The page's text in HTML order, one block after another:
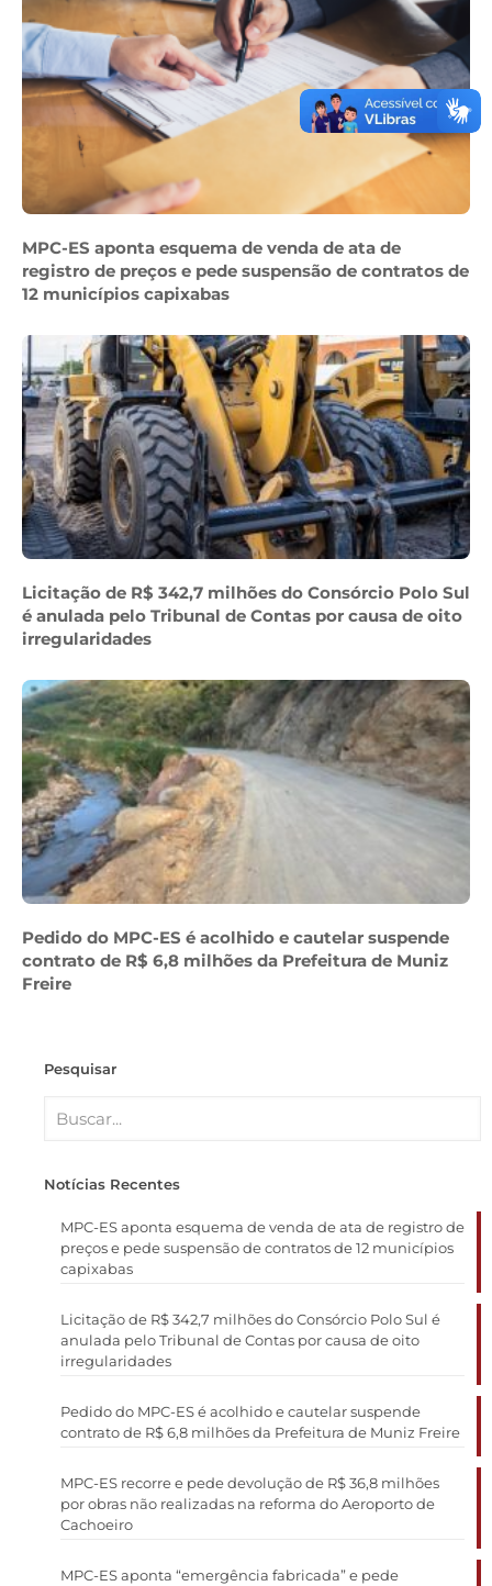
MPC-ES aponta esquema de venda de ata de
registro de preços e pede suspensão de contratos de
12 municípios capixabas
Licitação de R$ 342,7 milhões do Consórcio Polo Sul
é anulada pelo Tribunal de Contas por causa de oito
irregularidades
Pedido do MPC-ES é acolhido e cautelar suspende
contrato de R$ 6,8 milhões da Prefeitura de Muniz
Freire
Pesquisar
Notícias Recentes
MPC-ES aponta esquema de venda de ata de registro de
preços e pede suspensão de contratos de 12 municípios
capixabas
Licitação de R$ 342,7 milhões do Consórcio Polo Sul é
anulada pelo Tribunal de Contas por causa de oito
irregularidades
Pedido do MPC-ES é acolhido e cautelar suspende
contrato de R$ 6,8 milhões da Prefeitura de Muniz Freire
MPC-ES recorre e pede devolução de R$ 36,8 milhões
por obras não realizadas na reforma do Aeroporto de
Cachoeiro
MPC-ES aponta “emergência fabricada” e pede